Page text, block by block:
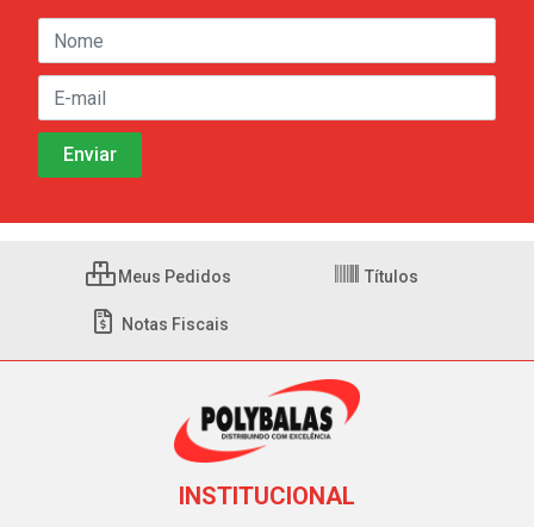
Meus Pedidos Títulos
Notas Fiscais
INSTITUCIONAL